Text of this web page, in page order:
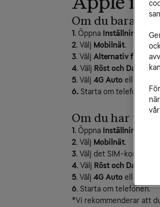
Om du bara
1. Öppna Inställningar
2. Välj Mobilnät.
3. Välj Alternativ för
4. Välj Röst och Data
5. Välj 4G Auto eller
6. Starta om telefonen.
Om du har flera
1. Öppna Inställningar
2. Välj Mobilnät.
3. Välj det SIM-kort du
4. Välj Röst och Data
5. Välj 4G Auto eller
6. Starta om telefonen.
*Vi rekommenderar att
vår